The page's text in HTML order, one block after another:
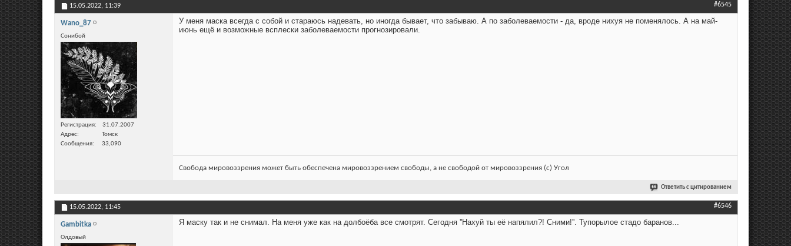
15.05.2022, 11:39 #6545
Wano_87
Сонибой
Регистрация
31.07.2007
Адрес
Томск
Сообщения
33,090
У меня маска всегда с собой и стараюсь надевать, но иногда бывает, что забываю. А по заболеваемости - да, вроде нихуя не поменялось. А на май-
июнь ещё и возможные всплески заболеваемости прогнозировали.
Свобода мировоззрения может быть обеспечена мировоззрением свободы, а не свободой от мировоззрения (с) Угол
Ответить с цитированием
15.05.2022, 11:45 #6546
Gambitka
Олдовый
Я маску так и не снимал. На меня уже как на долбоёба все смотрят. Сегодня ''Нахуй ты её напялил?! Сними!''. Тупорылое стадо баранов...